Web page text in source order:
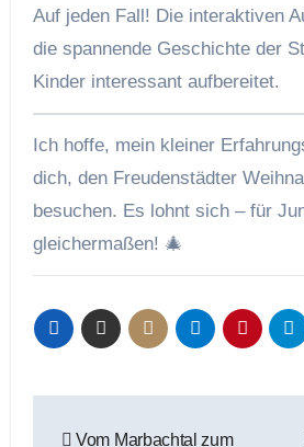
Auf jeden Fall! Die interaktiven
die spannende Geschichte der
Kinder interessant aufbereitet.
Ich hoffe, mein kleiner
dich, den Freudenstädter
besuchen. Es lohnt sich – für
gleichermaßen! 🎄
Vom Marbachtal zum